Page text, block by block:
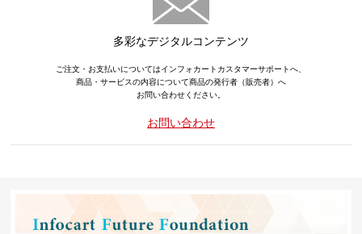
多彩なデジタルコンテンツ
ご注文・お支払いについてはインフォカートカスタマーサポートへ、
商品・サービスの内容について商品の発行者（販売者）へ
お問い合わせください。
お問い合わせ